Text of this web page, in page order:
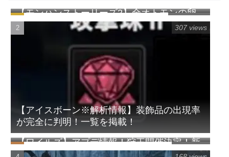
【モンハンストーリーズ2】全オトモンの卵
の見た目一覧表（早見表）
【アイスボーン※解析情報】装飾品の出現率
が完全に判明！一覧を掲載！
307 views
【ワイルズ】アプデ情報！狩王開催決定！新
クエスト追加！